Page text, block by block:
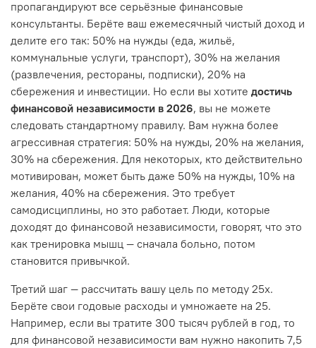
пропагандируют все серьёзные финансовые
консультанты. Берёте ваш ежемесячный чистый доход и
делите его так: 50% на нужды (еда, жильё,
коммунальные услуги, транспорт), 30% на желания
(развлечения, рестораны, подписки), 20% на
сбережения и инвестиции. Но если вы хотите достичь
финансовой независимости в 2026, вы не можете
следовать стандартному правилу. Вам нужна более
агрессивная стратегия: 50% на нужды, 20% на желания,
30% на сбережения. Для некоторых, кто действительно
мотивирован, может быть даже 50% на нужды, 10% на
желания, 40% на сбережения. Это требует
самодисциплины, но это работает. Люди, которые
доходят до финансовой независимости, говорят, что это
как тренировка мышц — сначала больно, потом
становится привычкой.
Третий шаг — рассчитать вашу цель по методу 25х.
Берёте свои годовые расходы и умножаете на 25.
Например, если вы тратите 300 тысяч рублей в год, то
для финансовой независимости вам нужно накопить 7,5